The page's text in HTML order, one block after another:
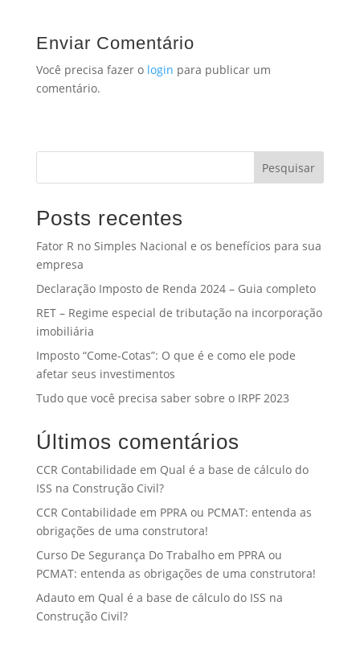
Enviar Comentário
Você precisa fazer o login para publicar um
comentário.
Pesquisar
Posts recentes
Fator R no Simples Nacional e os benefícios para sua
empresa
Declaração Imposto de Renda 2024 – Guia completo
RET – Regime especial de tributação na incorporação
imobiliária
Imposto “Come-Cotas”: O que é e como ele pode
afetar seus investimentos
Tudo que você precisa saber sobre o IRPF 2023
Últimos comentários
CCR Contabilidade em Qual é a base de cálculo do
ISS na Construção Civil?
CCR Contabilidade em PPRA ou PCMAT: entenda as
obrigações de uma construtora!
Curso De Segurança Do Trabalhoem PPRA ou
PCMAT: entenda as obrigações de uma construtora!
Adautoem Qual é a base de cálculo do ISS na
Construção Civil?